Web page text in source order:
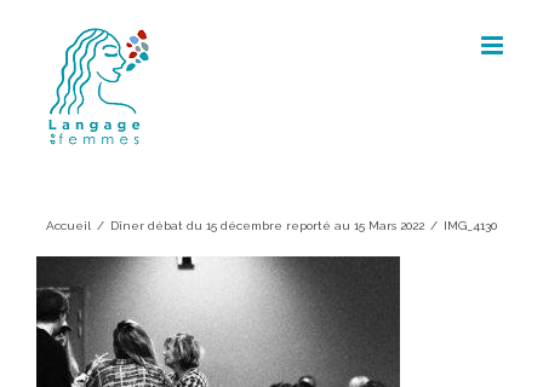
content
Accueil / Dîner débat du 15 décembre reporté au 15 Mars 2022 / IMG_4130